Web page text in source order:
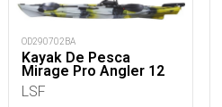
OD290702BA
Kayak De Pesca
Mirage Pro Angler 12
LSF